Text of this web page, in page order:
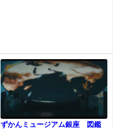
ずかんミュージアム銀座 図鑑